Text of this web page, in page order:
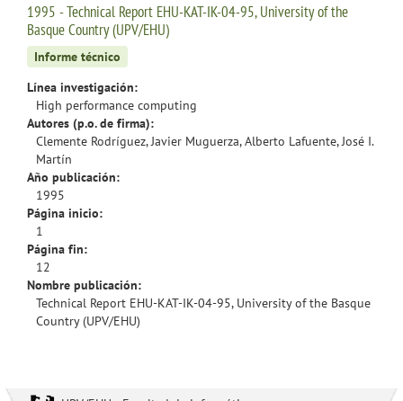
1995 - Technical Report EHU-KAT-IK-04-95, University of the
Basque Country (UPV/EHU)
Informe técnico
Línea investigación:
High performance computing
Autores (p.o. de firma):
Clemente Rodríguez, Javier Muguerza, Alberto Lafuente, José I.
Martín
Año publicación:
1995
Página inicio:
1
Página fin:
12
Nombre publicación:
Technical Report EHU-KAT-IK-04-95, University of the Basque
Country (UPV/EHU)